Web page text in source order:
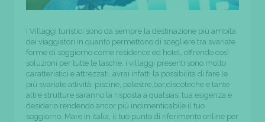
I Villaggi turistici sono da sempre la destinazione più ambita
dei viaggiatori in quanto permettono di scegliere tra svariate
forme di soggiorno come residence ed hotel, offrendo così
soluzioni per tutte le tasche. i villaggi presenti sono molto
caratteristici e attrezzati, avrai infatti la possibilità di fare le
più svariate attività: piscine, palestre,bar,discoteche e tante
altre strutture saranno la risposta a qualsiasi tua esigenza e
desiderio rendendo ancor più indimenticabile il tuo
soggiorno. Mare in italia, il tuo punto di riferimento online per